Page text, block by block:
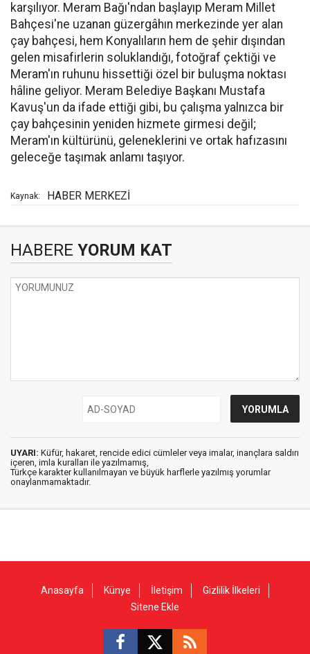
karşılıyor. Meram Bağı'ndan başlayıp Meram Millet
Bahçesi'ne uzanan güzergâhın merkezinde yer alan
çay bahçesi, hem Konyalıların hem de şehir dışından
gelen misafirlerin soluklandığı, fotoğraf çektiği ve
Meram'ın ruhunu hissettiği özel bir buluşma noktası
hâline geliyor. Meram Belediye Başkanı Mustafa
Kavuş'un da ifade ettiği gibi, bu çalışma yalnızca bir
çay bahçesinin yeniden hizmete girmesi değil;
Meram'ın kültürünü, geleneklerini ve ortak hafızasını
geleceğe taşımak anlamı taşıyor.
Kaynak: HABER MERKEZİ
HABERE YORUM KAT
UYARI: Küfür, hakaret, rencide edici cümleler veya imalar, inançlara saldırı
içeren, imla kuralları ile yazılmamış,
Türkçe karakter kullanılmayan ve büyük harflerle yazılmış yorumlar
onaylanmamaktadır.
Anasayfa Künye İletişim
Gizlilik İlkeleri
Sitene Ekle